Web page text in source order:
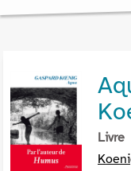
Livre